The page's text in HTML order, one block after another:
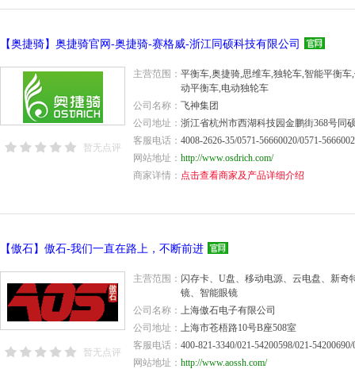
【奥捷骑】奥捷骑官网-奥捷骑-赛格威-浙江同硕科技有限公司
暂无点评
主营范围：平衡车,奥捷骑,思维车,独轮车,智能平衡
动平衡车,电动独轮车
公司名称：飞神集团
公司地址：浙江省杭州市西湖科技园金鹏街368号同
客服电话：4008-2626-35/0571-56660020/0571-
网站地址：http://www.osdrich.com/
商家详情： 点击查看商家及产品详细介绍
【傲石】傲石-我们一直在路上，不断前进
暂无点评
主营范围： 闪存卡、U盘、移动电源、云电盘、新奇
镜、智能眼镜
公司名称：上海傲石电子有限公司
公司地址：上海市苍梧路10号B座508室
客服电话：400-821-3340/021-54200598/021-
网站地址：http://www.aossh.com/